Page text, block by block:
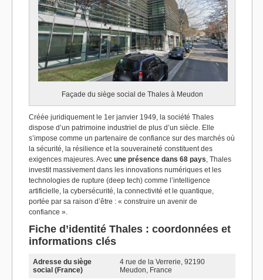
Façade du siège social de Thales à Meudon
Créée juridiquement le 1er janvier 1949, la société Thales
dispose d’un patrimoine industriel de plus d’un siècle. Elle
s’impose comme un partenaire de confiance sur des marchés où
la sécurité, la résilience et la souveraineté constituent des
exigences majeures. Avec une présence dans 68 pays, Thales
investit massivement dans les innovations numériques et les
technologies de rupture (deep tech) comme l’intelligence
artificielle, la cybersécurité, la connectivité et le quantique,
portée par sa raison d’être : « construire un avenir de
confiance ».
Fiche d’identité Thales : coordonnées et
informations clés
Adresse du siège
social (France)
4 rue de la Verrerie, 92190
Meudon, France